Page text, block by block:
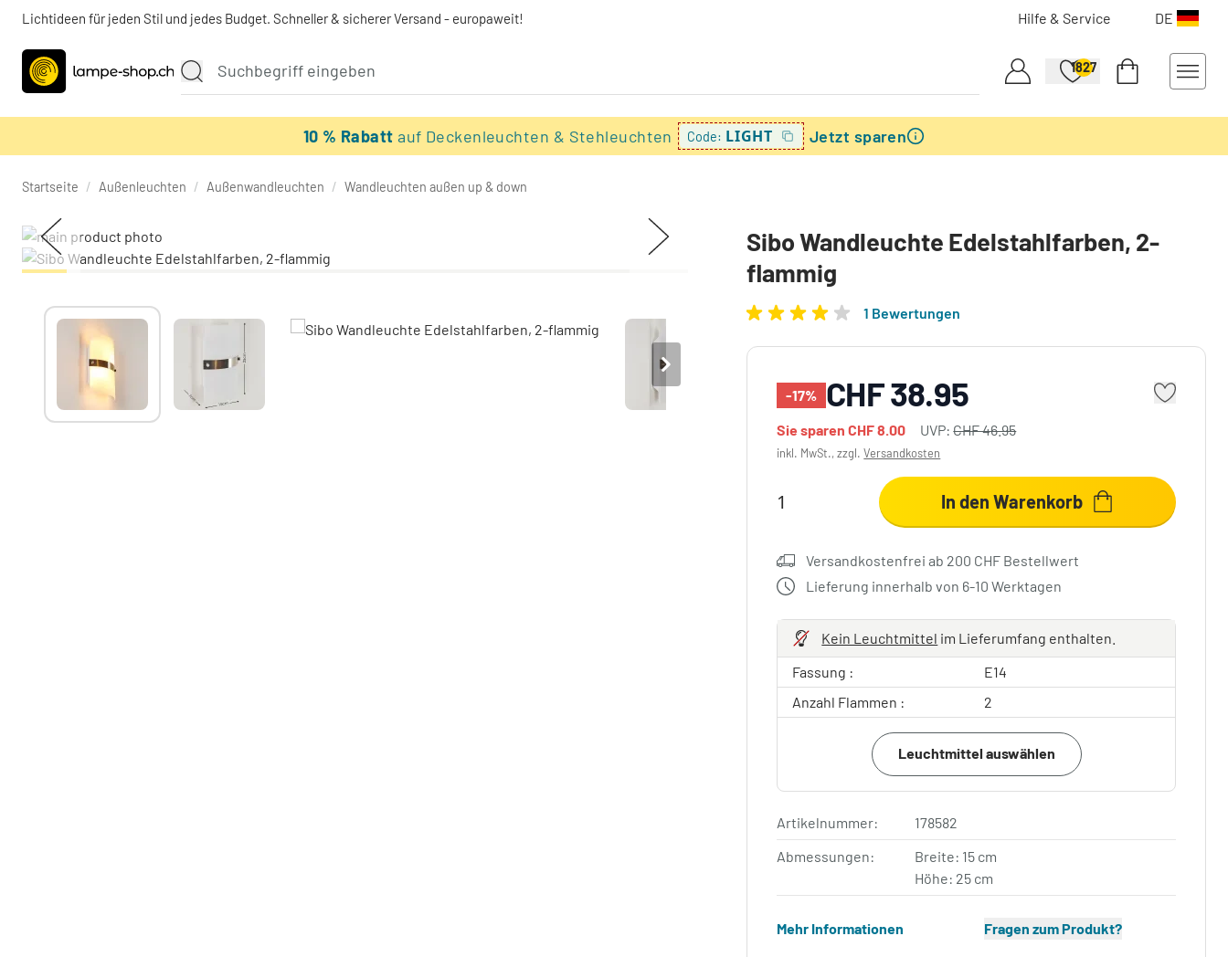
Lichtideen für jeden Stil und jedes Budget. Schneller & sicherer Versand - europaweit! Hilfe & Service DE
1827
10 % Rabattauf Deckenleuchten & Stehleuchten Code: LIGHT Jetzt sparen
Startseite / Außenleuchten / Außenwandleuchten / Wandleuchten außen up & down
Sibo Wandleuchte Edelstahlfarben, 2-
flammig
1 Bewertungen
-17% CHF 38.95
Sie sparenCHF 8.00 UVP:CHF 46.95
inkl. MwSt., zzgl.Versandkosten
In den Warenkorb
Versandkostenfrei ab 200 CHF Bestellwert
Lieferung innerhalb von 6-10 Werktagen
Kein Leuchtmittel im Lieferumfang enthalten.
Fassung :
E14
Anzahl Flammen :
2
Leuchtmittel auswählen
Artikelnummer:
178582
Abmessungen:
Breite: 15 cm
Höhe: 25 cm
Mehr Informationen Fragen zum Produkt?